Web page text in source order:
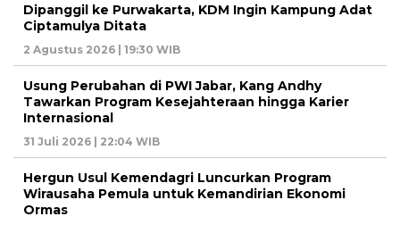
Dipanggil ke Purwakarta, KDM Ingin Kampung Adat
Ciptamulya Ditata
2 Agustus 2026 | 19:30 WIB
Usung Perubahan di PWI Jabar, Kang Andhy
Tawarkan Program Kesejahteraan hingga Karier
Internasional
31 Juli 2026 | 22:04 WIB
Hergun Usul Kemendagri Luncurkan Program
Wirausaha Pemula untuk Kemandirian Ekonomi
Ormas